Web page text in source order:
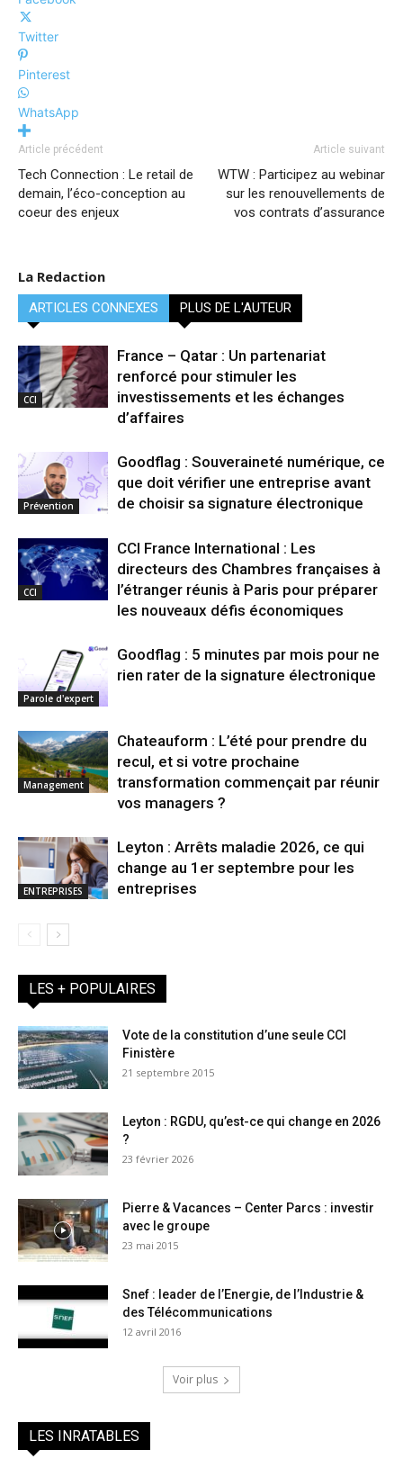
Twitter
Pinterest
WhatsApp
Article précédent
Tech Connection : Le retail de
demain, l’éco-conception au
coeur des enjeux
Article suivant
WTW : Participez au webinar
sur les renouvellements de
vos contrats d’assurance
La Redaction
ARTICLES CONNEXES PLUS DE L'AUTEUR
CCI
France – Qatar : Un partenariat
renforcé pour stimuler les
investissements et les échanges
d’affaires
Prévention
Goodflag : Souveraineté numérique, ce
que doit vérifier une entreprise avant
de choisir sa signature électronique
CCI
CCI France International : Les
directeurs des Chambres françaises à
l’étranger réunis à Paris pour préparer
les nouveaux défis économiques
Parole d'expert
Goodflag : 5 minutes par mois pour ne
rien rater de la signature électronique
Management
Chateauform : L’été pour prendre du
recul, et si votre prochaine
transformation commençait par réunir
vos managers ?
ENTREPRISES
Leyton : Arrêts maladie 2026, ce qui
change au 1er septembre pour les
entreprises
LES + POPULAIRES
Vote de la constitution d’une seule CCI
Finistère
21 septembre 2015
Leyton : RGDU, qu’est-ce qui change en 2026
?
23 février 2026
Pierre & Vacances – Center Parcs : investir
avec le groupe
23 mai 2015
Snef : leader de l’Energie, de l’Industrie &
des Télécommunications
12 avril 2016
Voir plus
LES INRATABLES